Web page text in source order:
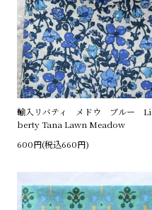
輸入リバティ メドウ ブルー Li
berty Tana Lawn Meadow
600円(税込660円)